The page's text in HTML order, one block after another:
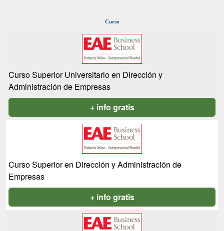
Curso
Curso Superior Universitario en Dirección y
Administración de Empresas
+ info gratis
Curso Superior en Dirección y Administración de
Empresas
+ info gratis